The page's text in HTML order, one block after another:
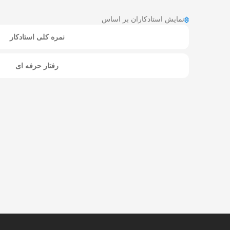
نمایش استادکاران بر اساس
نمره کلی استادکار
رفتار حرفه ای